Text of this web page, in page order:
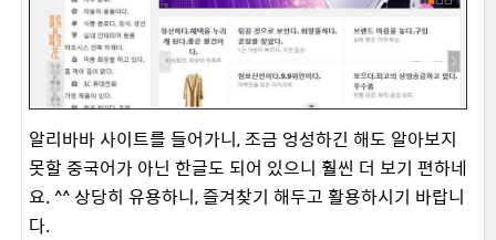
알리바바 사이트를 들어가니, 조금 엉성하긴 해도 알아보지
못할 중국어가 아닌 한글도 되어 있으니 훨씬 더 보기 편하네
요. ^^ 상당히 유용하니, 즐겨찾기 해두고 활용하시기 바랍니
다.